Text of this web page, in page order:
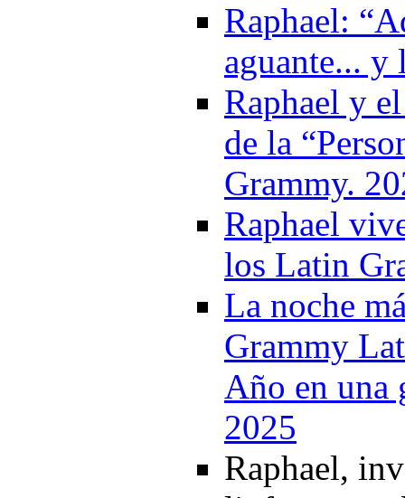
Raphael:
aguante... y
Raphael y
de la
Grammy.
Raphael
los Latin
La noche
Grammy
Año en una
2025
Raphael,